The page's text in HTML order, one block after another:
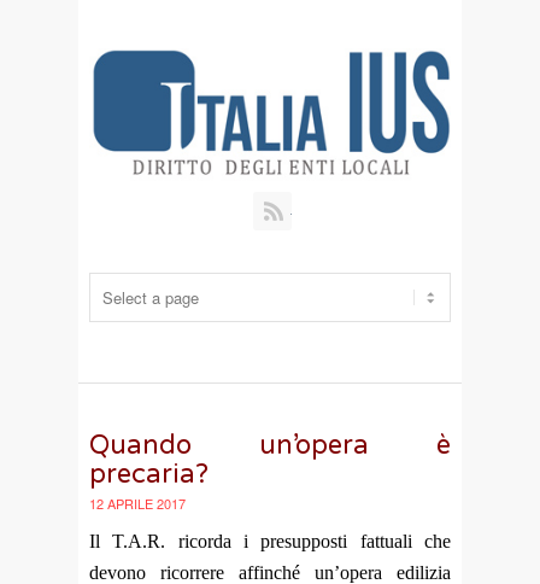
Quando un’opera è
precaria?
12 APRILE 2017
Il T.A.R. ricorda i presupposti fattuali che
devono ricorrere affinché un’opera edilizia